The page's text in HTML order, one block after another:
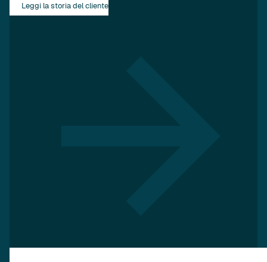
Leggi la storia del cliente